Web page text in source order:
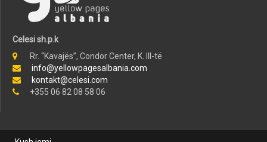
Celesi sh.p.k
Rr. “Kavajës”, Condor Center, K. III-të
info@yellowpagesalbania.com
kontakt@celesi.com
+355 06 82 08 58 06